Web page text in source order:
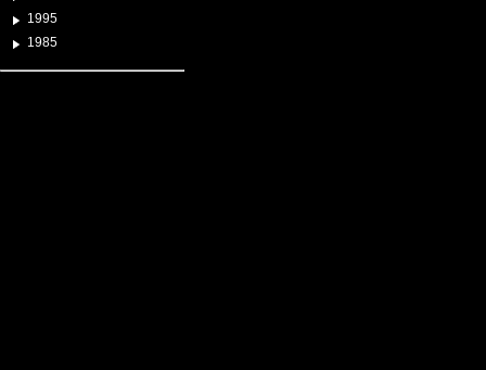
1995
1985